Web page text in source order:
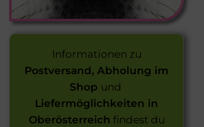
Informationen zu
Postversand, Abholung im
Shop und
Liefermöglichkeiten in
Oberösterreich findest du